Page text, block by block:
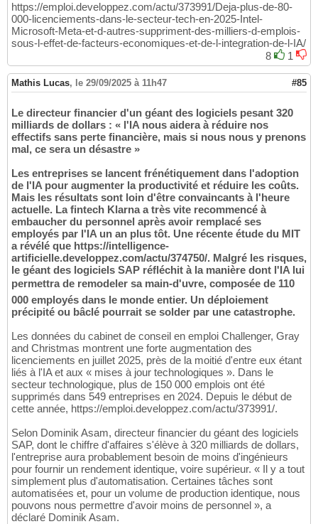
https://emploi.developpez.com/actu/373991/Deja-plus-de-80-
000-licenciements-dans-le-secteur-tech-en-2025-Intel-
Microsoft-Meta-et-d-autres-suppriment-des-milliers-d-emplois-
sous-l-effet-de-facteurs-economiques-et-de-l-integration-de-l-IA/
8
1
Mathis Lucas, le 29/09/2025 à 11h47 #85
Le directeur financier d'un géant des logiciels pesant 320
milliards de dollars : « l'IA nous aidera à réduire nos
effectifs sans perte financière, mais si nous nous y prenons
mal, ce sera un désastre »
Les entreprises se lancent frénétiquement dans l'adoption
de l'IA pour augmenter la productivité et réduire les coûts.
Mais les résultats sont loin d'être convaincants à l'heure
actuelle. La fintech Klarna a très vite recommencé à
embaucher du personnel après avoir remplacé ses
employés par l'IA un an plus tôt. Une récente étude du MIT
a révélé que https://intelligence-
artificielle.developpez.com/actu/374750/. Malgré les risques,
le géant des logiciels SAP réfléchit à la manière dont l'IA lui
permettra de remodeler sa main-d'uvre, composée de 110
000 employés dans le monde entier. Un déploiement
précipité ou bâclé pourrait se solder par une catastrophe.
Les données du cabinet de conseil en emploi Challenger, Gray
and Christmas montrent une forte augmentation des
licenciements en juillet 2025, près de la moitié d'entre eux étant
liés à l'IA et aux « mises à jour technologiques ». Dans le
secteur technologique, plus de 150 000 emplois ont été
supprimés dans 549 entreprises en 2024. Depuis le début de
cette année, https://emploi.developpez.com/actu/373991/.
Selon Dominik Asam, directeur financier du géant des logiciels
SAP, dont le chiffre d'affaires s'élève à 320 milliards de dollars,
l'entreprise aura probablement besoin de moins d'ingénieurs
pour fournir un rendement identique, voire supérieur. « Il y a tout
simplement plus d'automatisation. Certaines tâches sont
automatisées et, pour un volume de production identique, nous
pouvons nous permettre d'avoir moins de personnel », a
déclaré Dominik Asam.